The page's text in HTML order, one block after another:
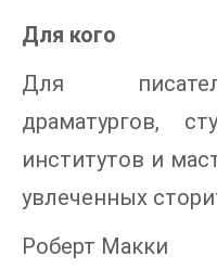
Для кого
Для
драматургов,
институтов и
увлеченных
Роберт Макки